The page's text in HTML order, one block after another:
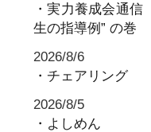
・実力養成会通
生の指導例” の巻
2026/8/6
・チェアリング
2026/8/5
・よしめん